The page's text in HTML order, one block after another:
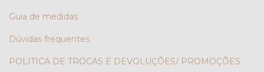
Guia de medidas
Dúvidas frequentes
POLITICA DE TROCAS E DEVOLUÇÕES/ PROMOÇÕES